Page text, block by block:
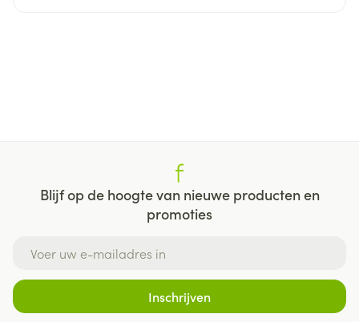
Blijf op de hoogte van nieuwe producten en
promoties
Inschrijven